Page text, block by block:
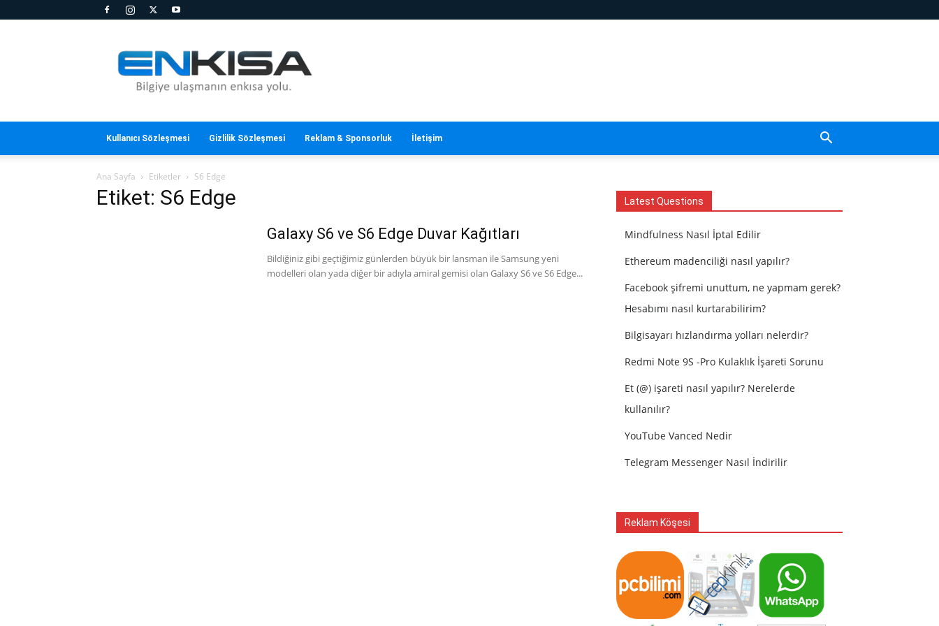
Kısa
Kullanıcı Sözleşmesi Gizlilik Sözleşmesi Reklam & Sponsorluk İletişim
Ana Sayfa Etiketler S6 Edge
Etiket: S6 Edge
Galaxy S6 ve S6 Edge Duvar Kağıtları
Bildiğiniz gibi geçtiğimiz günlerden büyük bir lansman ile Samsung yeni
modelleri olan yada diğer bir adıyla amiral gemisi olan Galaxy S6 ve S6 Edge...
Latest Questions
Mindfulness Nasıl İptal Edilir
Ethereum madenciliği nasıl yapılır?
Facebook şifremi unuttum, ne yapmam gerek?
Hesabımı nasıl kurtarabilirim?
Bilgisayarı hızlandırma yolları nelerdir?
Redmi Note 9S -Pro Kulaklık İşareti Sorunu
Et (@) işareti nasıl yapılır? Nerelerde
kullanılır?
YouTube Vanced Nedir
Telegram Messenger Nasıl İndirilir
Reklam Köşesi